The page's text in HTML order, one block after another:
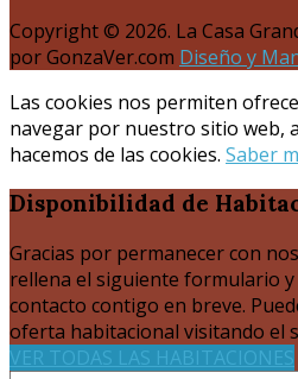
Copyright © 2026. La Casa
por GonzaVer.com Diseño y
Las cookies nos permiten
navegar por nuestro sitio web,
hacemos de las cookies. Saber
Disponibilidad de
Gracias por permanecer con
rellena el siguiente formulario
contacto contigo en breve.
oferta habitacional visitando el
VER TODAS LAS HABITACIONES